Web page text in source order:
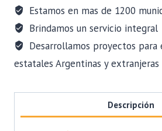
MEAN
WELL
cantidad
Estamos en mas de 1200
Brindamos un servicio integral
Desarrollamos proyectos para
estatales Argentinas y extranjeras
Descripción